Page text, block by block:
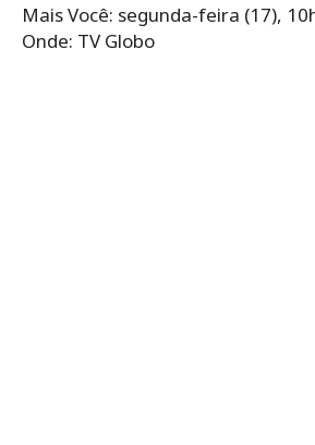
Mais Você: segunda-feira (17),
Onde: TV Globo